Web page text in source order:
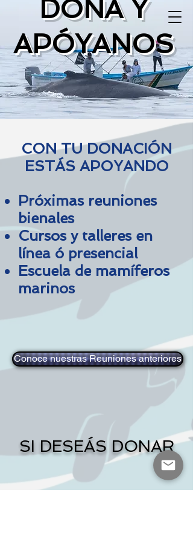
DONA Y
APÓYANOS
CON TU DONACIÓN
ESTÁS APOYANDO
Próximas reuniones
bienales
Cursos y talleres en
línea ó presencial​
Escuela de mamíferos
marinos
Conoce nuestras Reuniones anteriores
SI DESEÁS DONAR